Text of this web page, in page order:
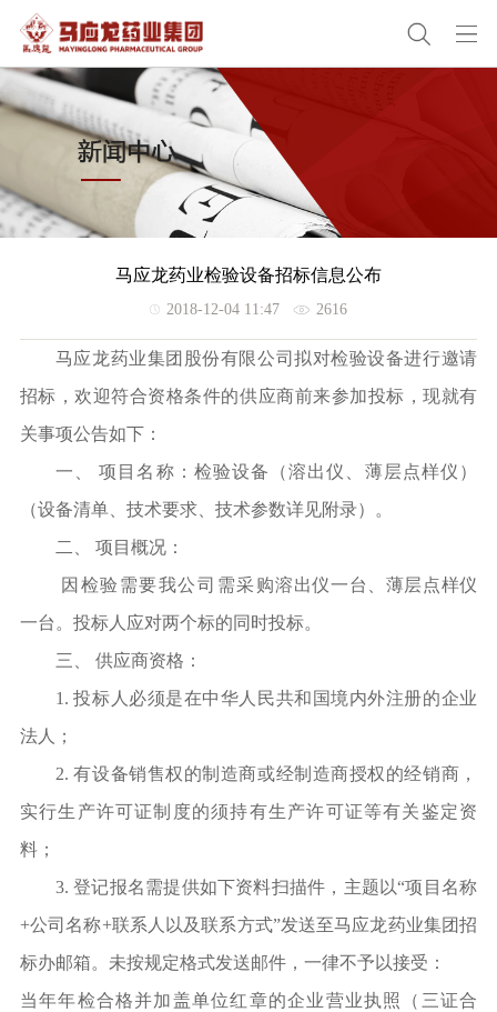
马应龙药业检验设备招标信息公布
2018-12-04 11:47 2616
马应龙药业集团股份有限公司拟对检验设备进行邀请
招标，欢迎符合资格条件的供应商前来参加投标，现就有
关事项公告如下：
一、项目名称：检验设备（溶出仪、薄层点样仪）
（设备清单、技术要求、技术参数详见附录）。
二、 项目概况：
因检验需要我公司需采购溶出仪一台、薄层点样仪
一台。投标人应对两个标的同时投标。
三、 供应商资格：
1.投标人必须是在中华人民共和国境内外注册的企业
法人；
2.有设备销售权的制造商或经制造商授权的经销商，
实行生产许可证制度的须持有生产许可证等有关鉴定资
料；
3.登记报名需提供如下资料扫描件，主题以“项目名称
+公司名称+联系人以及联系方式”发送至马应龙药业集团招
标办邮箱。未按规定格式发送邮件，一律不予以接受：
当年年检合格并加盖单位红章的企业营业执照（三证合